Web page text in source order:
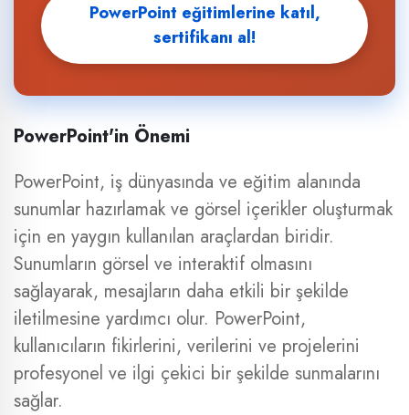
PowerPoint eğitimlerine katıl,
sertifikanı al!
PowerPoint'in Önemi
PowerPoint, iş dünyasında ve eğitim alanında
sunumlar hazırlamak ve görsel içerikler oluşturmak
için en yaygın kullanılan araçlardan biridir.
Sunumların görsel ve interaktif olmasını
sağlayarak, mesajların daha etkili bir şekilde
iletilmesine yardımcı olur. PowerPoint,
kullanıcıların fikirlerini, verilerini ve projelerini
profesyonel ve ilgi çekici bir şekilde sunmalarını
sağlar.